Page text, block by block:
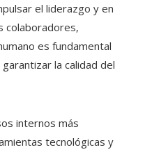
el liderazgo y en
colaboradores,
es fundamental
la calidad del
internos más
tecnológicas y